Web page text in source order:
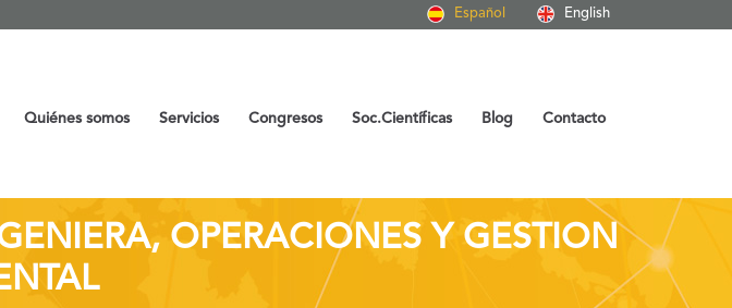
Español English
Quiénes somos Servicios Congresos Soc.Científicas Blog Contacto
OPERACIONES Y GESTION